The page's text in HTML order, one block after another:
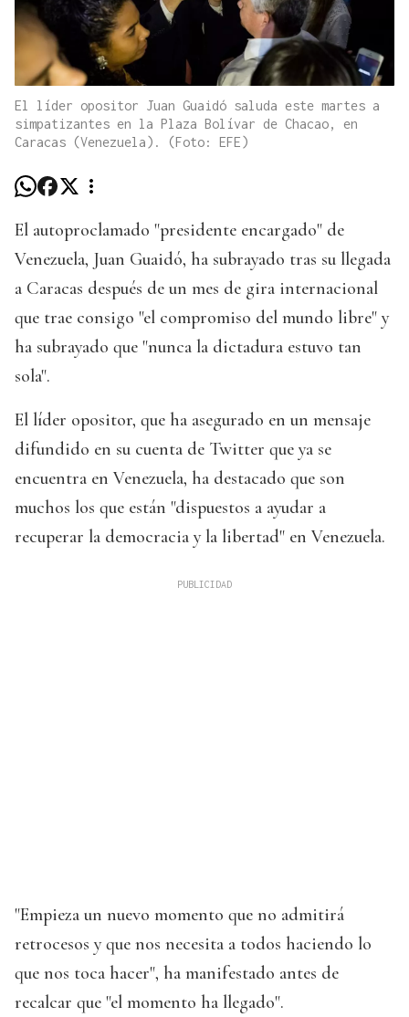
El líder opositor Juan Guaidó saluda este martes a
simpatizantes en la Plaza Bolívar de Chacao, en
Caracas (Venezuela). (Foto: EFE)
El autoproclamado "presidente encargado" de
Venezuela, Juan Guaidó, ha subrayado tras su llegada
a Caracas después de un mes de gira internacional
que trae consigo "el compromiso del mundo libre" y
ha subrayado que "nunca la dictadura estuvo tan
sola".
El líder opositor, que ha asegurado en un mensaje
difundido en su cuenta de Twitter que ya se
encuentra en Venezuela, ha destacado que son
muchos los que están "dispuestos a ayudar a
recuperar la democracia y la libertad" en Venezuela.
"Empieza un nuevo momento que no admitirá
retrocesos y que nos necesita a todos haciendo lo
que nos toca hacer", ha manifestado antes de
recalcar que "el momento ha llegado".